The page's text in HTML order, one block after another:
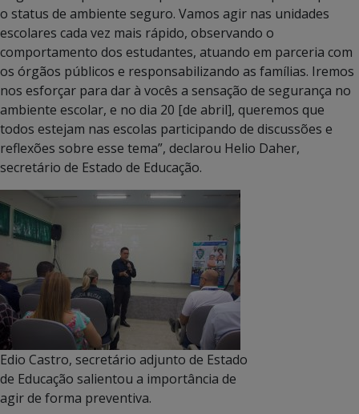
o status de ambiente seguro. Vamos agir nas unidades
escolares cada vez mais rápido, observando o
comportamento dos estudantes, atuando em parceria com
os órgãos públicos e responsabilizando as famílias. Iremos
nos esforçar para dar à vocês a sensação de segurança no
ambiente escolar, e no dia 20 [de abril], queremos que
todos estejam nas escolas participando de discussões e
reflexões sobre esse tema”, declarou Helio Daher,
secretário de Estado de Educação.
Edio Castro, secretário adjunto de Estado
de Educação salientou a importância de
agir de forma preventiva.